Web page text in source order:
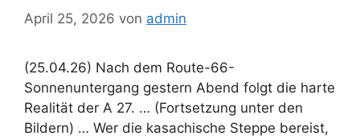
April 25, 2026 von admin
(25.04.26) Nach dem Route-66-
Sonnenuntergang gestern Abend folgt die harte
Realität der A 27. … (Fortsetzung unter den
Bildern) … Wer die kasachische Steppe bereist,